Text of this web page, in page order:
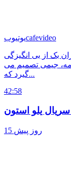
یوتیوبcafevideo
بک از بی انگیزگی
جیمی تصمیم می
گیرد که...
42:58
15 روز پیش